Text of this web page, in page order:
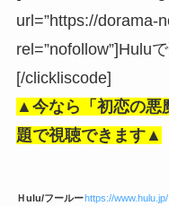
url=”https://dorama-
rel=”nofollow”]Hulu
[/clickliscode]
▲今なら「初恋の悪
題で視聴できます▲
Ｈulu/フールーhttps://www.hulu.jp/